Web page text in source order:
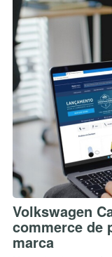
Volkswagen
commerce de
marca